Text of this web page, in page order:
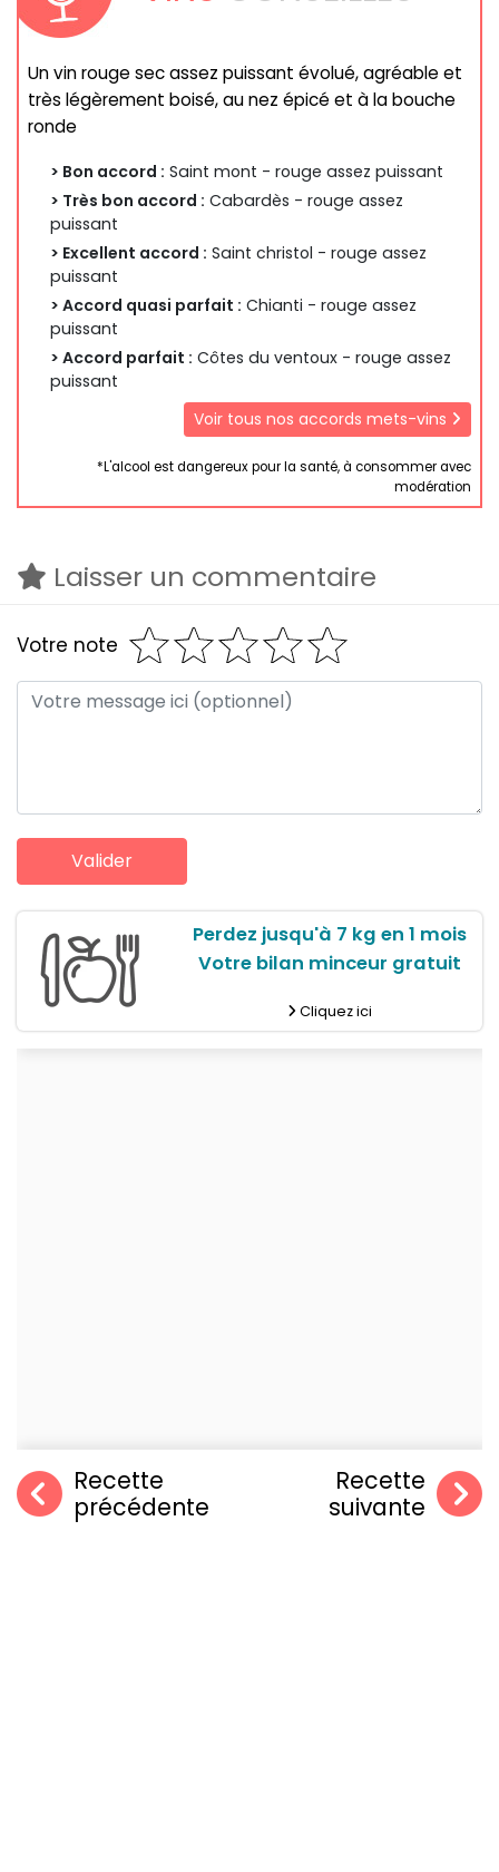
Un vin rouge sec assez puissant évolué, agréable et
très légèrement boisé, au nez épicé et à la bouche
ronde
> Bon accord : Saint mont - rouge assez puissant
> Très bon accord : Cabardès - rouge assez
puissant
> Excellent accord : Saint christol - rouge assez
puissant
> Accord quasi parfait : Chianti - rouge assez
puissant
> Accord parfait : Côtes du ventoux - rouge assez
puissant
Voir tous nos accords mets-vins
*L'alcool est dangereux pour la santé, à consommer avec
modération
Laisser un commentaire
Votre note
Perdez jusqu'à 7 kg en 1 mois
Votre bilan minceur gratuit
Cliquez ici
Recette
précédente
Recette
suivante